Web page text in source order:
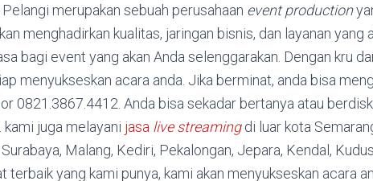
merupakan sebuah perusahaan event production
menghadirkan kualitas, jaringan bisnis, dan layanan
bagi event yang akan Anda selenggarakan. Dengan kru
menyukseskan acara anda. Jika berminat, anda bisa
0821.3867.4412. Anda bisa sekadar bertanya atau
kami juga melayani jasa live streamingdi luar kota
Malang, Kediri, Pekalongan, Jepara, Kendal,
terbaik yang kami punya, kami akan menyukseskan acara